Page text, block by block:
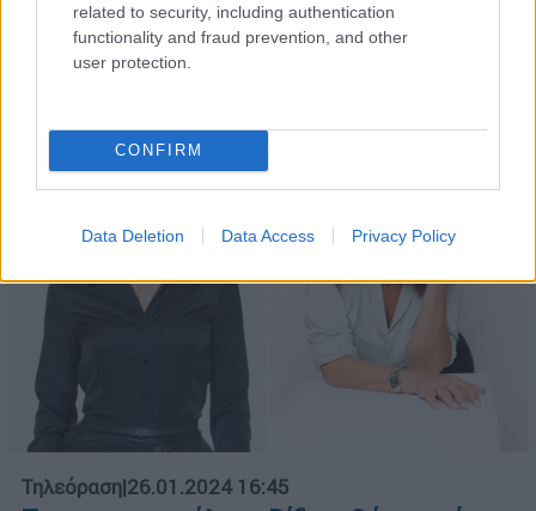
related to security, including authentication
functionality and fraud prevention, and other
user protection.
CONFIRM
Data Deletion Data Access Privacy Policy
Για όλους τους τομείς της ζωής της μίλησε
η 27χρονη ηθοποιός
Τηλεόραση|26.01.2024 16:45